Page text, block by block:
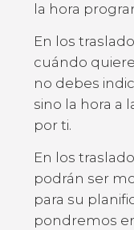
la hora
En los
cuándo
no debes
sino la hora a
por ti.
En los
podrán ser
para su
pondremos